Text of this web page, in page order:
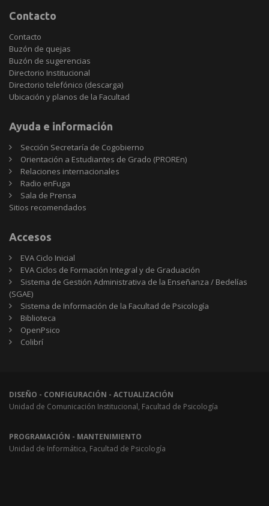
Contacto
Contacto
Buzón de quejas
Buzón de sugerencias
Directorio Institucional
Directorio telefónico (descarga)
Ubicación y planos de la Facultad
Ayuda e información
Sección Secretaría de Cogobierno
Orientación a Estudiantes de Grado (PROREn)
Relaciones internacionales
Radio enFuga
Sala de Prensa
Sitios
Sitios recomendados
Accesos
EVA Ciclo Inicial
EVA Ciclos de Formación Integral y de Graduación
Sistema de Gestión Administrativa de la Enseñanza / Bedelías
(SGAE)
Sistema de Información de la Facultad de Psicología
Biblioteca
OpenPsico
Colibrí
DISEÑO - CONFIGURACIÓN - ACTUALIZACIÓN
Unidad de Comunicación Institucional, Facultad de Psicología
PROGRAMACIÓN - MANTENIMIENTO
Unidad de Informática, Facultad de Psicología